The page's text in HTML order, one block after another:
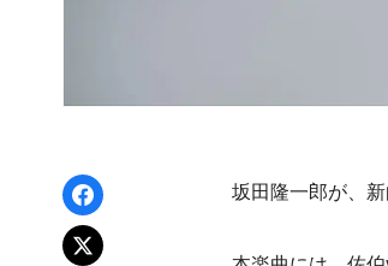
Facebookでシェア
xでポスト
坂田隆一郎が、新